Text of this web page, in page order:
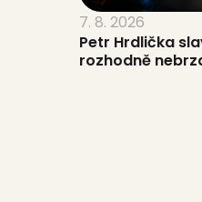
7. 8. 2026
Petr Hrdlička
rozhodně